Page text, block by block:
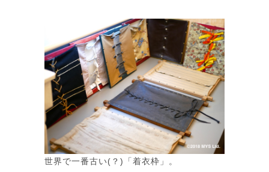
世界で一番古い(？)「着衣枠」。